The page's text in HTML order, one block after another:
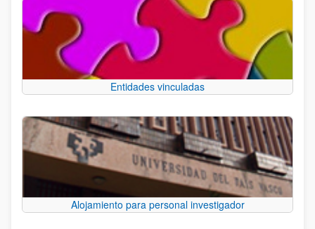
Entidades vinculadas
Alojamiento para personal investigador